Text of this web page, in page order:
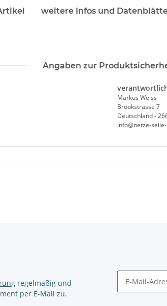
weitere Infos und
Angaben zur
Markus Weiss
Brookstrasse 7
Deutschland -
info@netze-
regelmäßig und
per E-Mail zu.